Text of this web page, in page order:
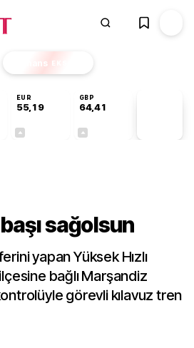
Finans EKSTRA
EUR
55,19
GBP
64,41
sağolsun
yapan Yüksek Hızlı
bağlı Marşandiz
görevli kılavuz tren